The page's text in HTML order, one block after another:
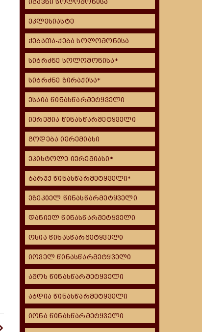
იგავნი სოლომონისა
ეკლესიასტე
ქებათა-ქება სოლომონისა
სიბრძნე სოლომონისა*
სიბრძნე ზირაქისა*
ესაია წინასწარმეტყველი
იერემია წინასწარმეტყველი
გოდება იერემიასი
ეპისტოლე იერემიასი*
ბარუქ წინასწარმეტყველი*
ეზეკიელ წინასწარმეტყველი
დანიელ წინასწარმეტყველი
ოსია წინასწარმეტყველი
იოველ წინასწარმეტყველი
ამოს წინასწარმეტყველი
აბდია წინასწარმეტყველი
იონა წინასწარმეტყველი